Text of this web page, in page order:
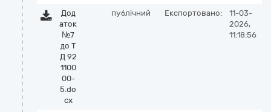
Дод
аток
№7
до Т
Д 92
1100
00-
5.do
cx
публічний Експортовано:
11-03-
2026,
11:18:56